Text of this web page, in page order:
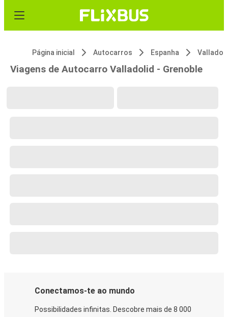
Página inicial Autocarros Espanha
Viagens de Autocarro Valladolid - Grenoble
Conectamos-te ao mundo
Possibilidades infinitas. Descobre mais de 8 000